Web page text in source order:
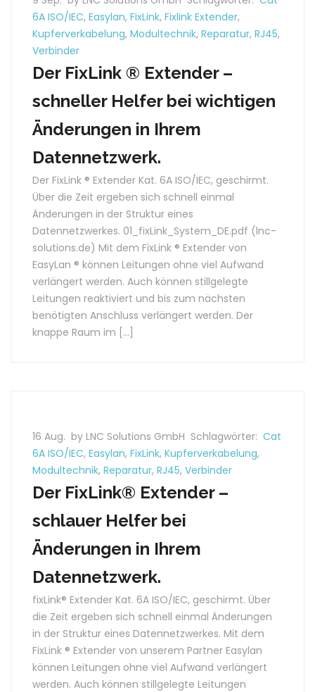
6A ISO/IEC, Easylan, FixLink, Fixlink Extender,
Kupferverkabelung, Modultechnik, Reparatur, RJ45,
Verbinder
Der FixLink ® Extender –
schneller Helfer bei wichtigen
Änderungen in Ihrem
Datennetzwerk.
Der FixLink ® Extender Kat. 6A ISO/IEC, geschirmt.
Über die Zeit ergeben sich schnell einmal
Änderungen in der Struktur eines
Datennetzwerkes. 01_fixLink_System_DE.pdf (lnc-
solutions.de) Mit dem FixLink ® Extender von
EasyLan ® können Leitungen ohne viel Aufwand
verlängert werden. Auch können stillgelegte
Leitungen reaktiviert und bis zum nächsten
benötigten Anschluss verlängert werden. Der
knappe Raum im […]
16 Aug. by LNC Solutions GmbH Schlagwörter: Cat
6A ISO/IEC, Easylan, FixLink, Kupferverkabelung,
Modultechnik, Reparatur, RJ45, Verbinder
Der FixLink® Extender –
schlauer Helfer bei
Änderungen in Ihrem
Datennetzwerk.
fixLink® Extender Kat. 6A ISO/IEC, geschirmt. Über
die Zeit ergeben sich schnell einmal Änderungen
in der Struktur eines Datennetzwerkes. Mit dem
FixLink ® Extender von unserem Partner Easylan
können Leitungen ohne viel Aufwand verlängert
werden. Auch können stillgelegte Leitungen